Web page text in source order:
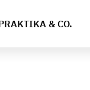
& CO.